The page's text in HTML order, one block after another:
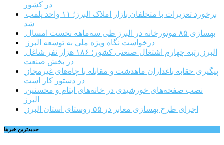
در کشور
شد
بهسازی ۸۵ موتورخانه در البرز طی سه‌ماهه نخست امسال
درخواست نگاه ویژه ملی به توسعه البرز
در بخش صنعت
در دستور کار است
البرز
اجرای طرح بهسازی معابر در ۵۵ روستای استان البرز
جديدترين خبرها